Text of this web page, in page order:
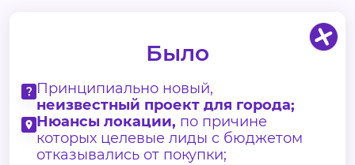
Было
Принципиально новый,
неизвестный проект для города;
Нюансы локации, по причине
которых целевые лиды с бюджетом
отказывались от покупки;